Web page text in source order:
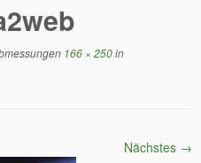
166 × 250in
Nächstes →